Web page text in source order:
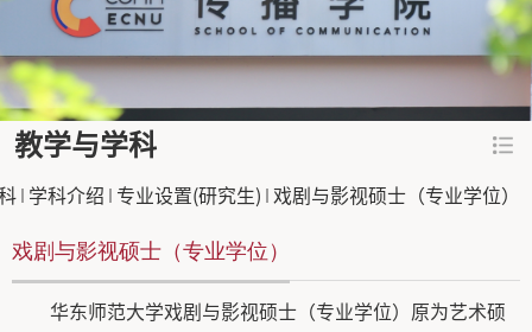
教学与学科
学科介绍 专业设置(研究生) 戏剧与影视硕士（专业学位）
戏剧与影视硕士（专业学位）
华东师范大学戏剧与影视硕士（专业学位）原为艺术硕